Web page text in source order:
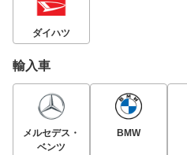
ダイハツ
輸入車
メルセデス・
ベンツ
BMW